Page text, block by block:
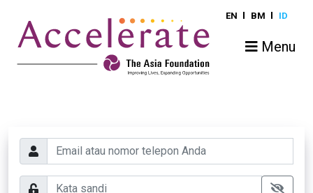
EN BM ID
Menu